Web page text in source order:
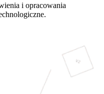
i opracowania